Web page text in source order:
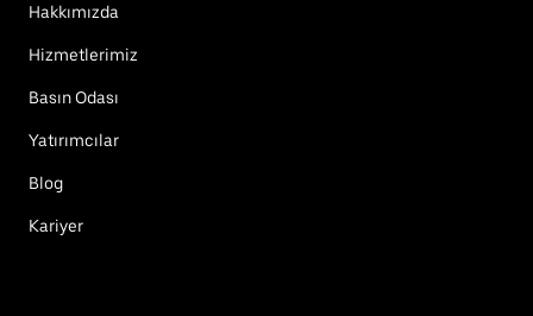
Hakkımızda
Hizmetlerimiz
Basın Odası
Yatırımcılar
Blog
Kariyer